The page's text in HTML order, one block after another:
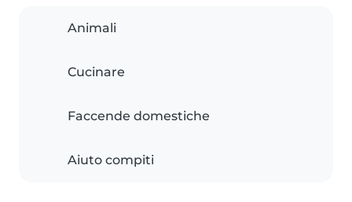
Animali
Cucinare
Faccende domestiche
Aiuto compiti